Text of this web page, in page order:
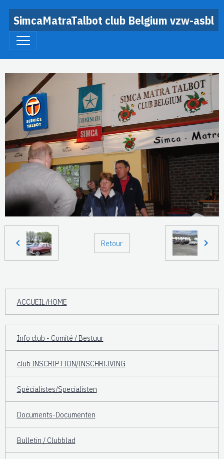
SimcaMatraTalbot club Belgium vzw-asbl
Retour
ACCUEIL/HOME
Info club - Comité / Bestuur
club INSCRIPTION/INSCHRIJVING
Spécialistes/Specialisten
Documents-Documenten
Bulletin / Clubblad